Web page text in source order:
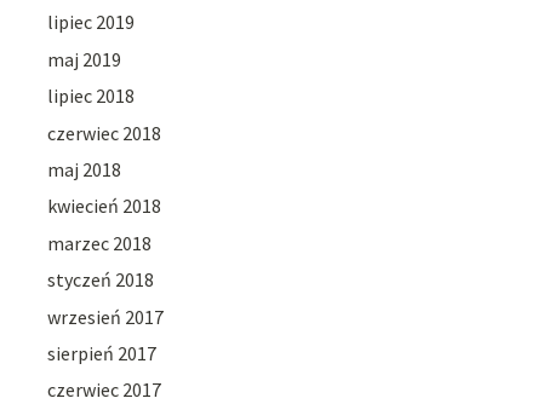
lipiec 2019
maj 2019
lipiec 2018
czerwiec 2018
maj 2018
kwiecień 2018
marzec 2018
styczeń 2018
wrzesień 2017
sierpień 2017
czerwiec 2017